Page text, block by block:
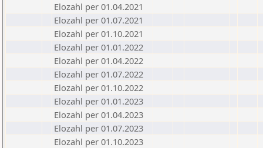
Elozahl per 01.04.2021
Elozahl per 01.07.2021
Elozahl per 01.10.2021
Elozahl per 01.01.2022
Elozahl per 01.04.2022
Elozahl per 01.07.2022
Elozahl per 01.10.2022
Elozahl per 01.01.2023
Elozahl per 01.04.2023
Elozahl per 01.07.2023
Elozahl per 01.10.2023